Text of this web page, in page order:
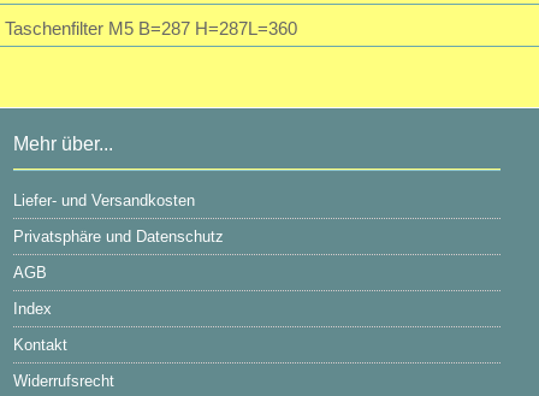
Taschenfilter M5 B=287 H=287L=360
Mehr über...
Liefer- und Versandkosten
Privatsphäre und Datenschutz
AGB
Index
Kontakt
Widerrufsrecht